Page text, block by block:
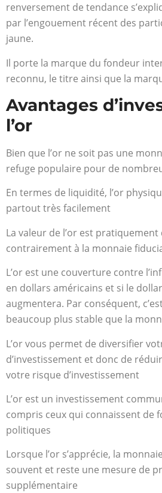
renversement de tendance
par l’engouement récent des
jaune.
Il porte la marque du fondeur
reconnu, le titre ainsi que la
Avantages
l’or
Bien que l’or ne soit pas une
refuge populaire pour de
En termes de liquidité, l’or
partout très facilement
La valeur de l’or est
contrairement à la monnaie
L’or est une couverture contre
en dollars américains et si le
augmentera. Par conséquent,
beaucoup plus stable que la
L’or vous permet de diversifier
d’investissement et donc de
votre risque d’investissement
L’or est un investissement
compris ceux qui connaissent de
politiques
Lorsque l’or s’apprécie, la
souvent et reste une mesure de
supplémentaire